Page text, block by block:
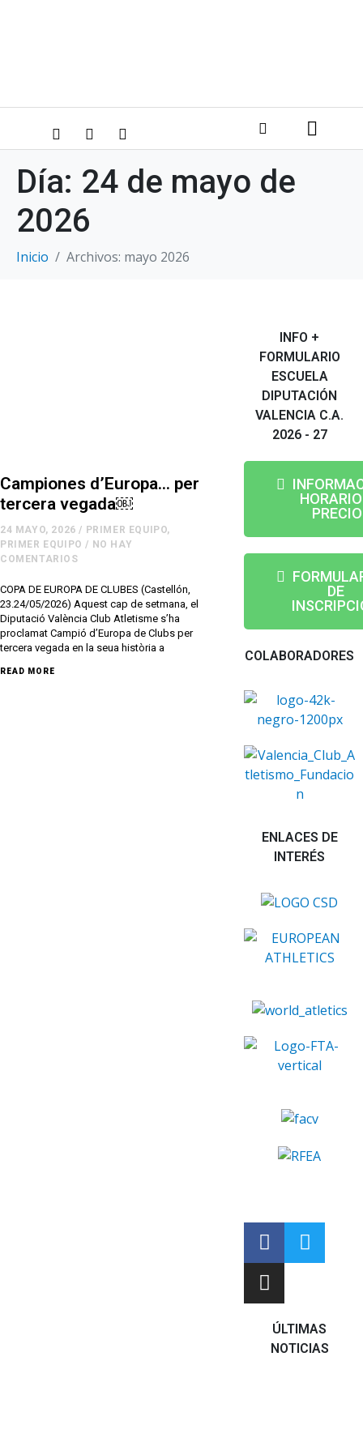
Día: 24 de mayo de
2026
Inicio Archivos: mayo 2026
Campiones d’Europa… per
tercera vegada￼
24 MAYO, 2026 / PRIMER EQUIPO,
PRIMER EQUIPO / NO HAY
COMENTARIOS
COPA DE EUROPA DE CLUBES (Castellón,
23.24/05/2026) Aquest cap de setmana, el
Diputació València Club Atletisme s’ha
proclamat Campió d’Europa de Clubs per
tercera vegada en la seua història a
READ MORE
INFO +
FORMULARIO
ESCUELA
DIPUTACIÓN
VALENCIA C.A.
2026 - 27
DE
COLABORADORES
ENLACES DE
INTERÉS
ÚLTIMAS
NOTICIAS